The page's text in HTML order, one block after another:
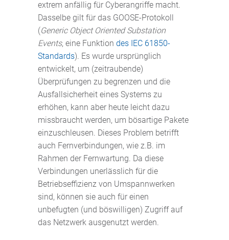
extrem anfällig für Cyberangriffe macht.
Dasselbe gilt für das GOOSE-Protokoll
(Generic Object Oriented Substation
Events, eine Funktion des IEC 61850-
Standards). Es wurde ursprünglich
entwickelt, um (zeitraubende)
Überprüfungen zu begrenzen und die
Ausfallsicherheit eines Systems zu
erhöhen, kann aber heute leicht dazu
missbraucht werden, um bösartige Pakete
einzuschleusen. Dieses Problem betrifft
auch Fernverbindungen, wie z.B. im
Rahmen der Fernwartung. Da diese
Verbindungen unerlässlich für die
Betriebseffizienz von Umspannwerken
sind, können sie auch für einen
unbefugten (und böswilligen) Zugriff auf
das Netzwerk ausgenutzt werden.